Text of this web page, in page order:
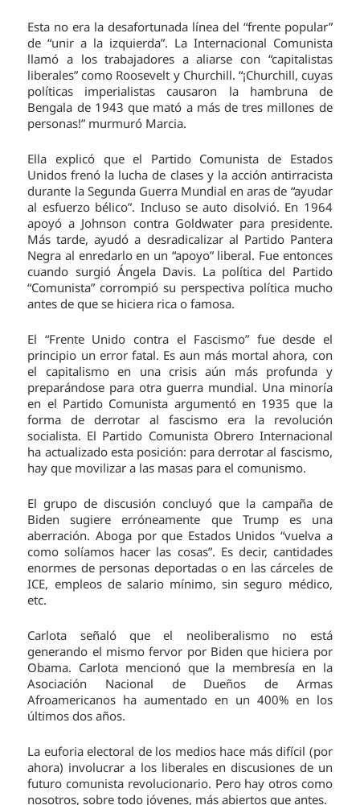
Esta no era la desafortunada línea del “frente popular”
de “unir a la izquierda”. La Internacional Comunista
llamó a los trabajadores a aliarse con “capitalistas
liberales” como Roosevelt y Churchill. “¡Churchill, cuyas
políticas imperialistas causaron la hambruna de
Bengala de 1943 que mató a más de tres millones de
personas!” murmuró Marcia.
Ella explicó que el Partido Comunista de Estados
Unidos frenó la lucha de clases y la acción antirracista
durante la Segunda Guerra Mundial en aras de “ayudar
al esfuerzo bélico”. Incluso se auto disolvió. En 1964
apoyó a Johnson contra Goldwater para presidente.
Más tarde, ayudó a desradicalizar al Partido Pantera
Negra al enredarlo en un “apoyo” liberal. Fue entonces
cuando surgió Ángela Davis. La política del Partido
“Comunista” corrompió su perspectiva política mucho
antes de que se hiciera rica o famosa.
El “Frente Unido contra el Fascismo” fue desde el
principio un error fatal. Es aun más mortal ahora, con
el capitalismo en una crisis aún más profunda y
preparándose para otra guerra mundial. Una minoría
en el Partido Comunista argumentó en 1935 que la
forma de derrotar al fascismo era la revolución
socialista. El Partido Comunista Obrero Internacional
ha actualizado esta posición: para derrotar al fascismo,
hay que movilizar a las masas para el comunismo.
El grupo de discusión concluyó que la campaña de
Biden sugiere erróneamente que Trump es una
aberración. Aboga por que Estados Unidos “vuelva a
como solíamos hacer las cosas”. Es decir, cantidades
enormes de personas deportadas o en las cárceles de
ICE, empleos de salario mínimo, sin seguro médico,
etc.
Carlota señaló que el neoliberalismo no está
generando el mismo fervor por Biden que hiciera por
Obama. Carlota mencionó que la membresía en la
Asociación Nacional de Dueños de Armas
Afroamericanos ha aumentado en un 400% en los
últimos dos años.
La euforia electoral de los medios hace más difícil (por
ahora) involucrar a los liberales en discusiones de un
futuro comunista revolucionario. Pero hay otros como
nosotros, sobre todo jóvenes, más abiertos que antes.